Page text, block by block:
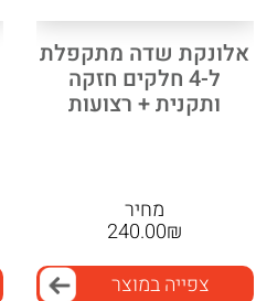
אלונקת שדה מתקפלת
ל-4 חלקים חזקה
ותקנית + רצועות
מחיר
₪
240.00
צפייה במוצר